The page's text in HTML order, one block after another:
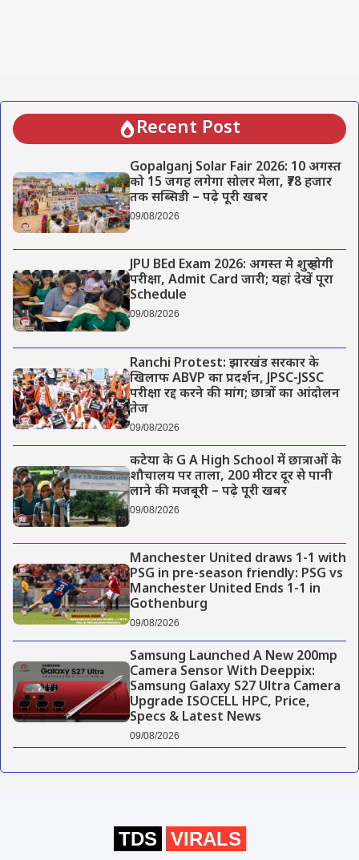
Recent Post
Gopalganj Solar Fair 2026: 10 अगस्त
को 15 जगह लगेगा सोलर मेला, ₹78 हजार
तक सब्सिडी – पढ़े पूरी खबर
09/08/2026
JPU BEd Exam 2026: अगस्त मे शुरू होगी
परीक्षा, Admit Card जारी; यहां देखें पूरा
Schedule
09/08/2026
Ranchi Protest: झारखंड सरकार के
खिलाफ ABVP का प्रदर्शन, JPSC-JSSC
परीक्षा रद्द करने की मांग; छात्रों का आंदोलन
तेज
09/08/2026
कटेया के G A High School में छात्राओं के
शौचालय पर ताला, 200 मीटर दूर से पानी
लाने की मजबूरी – पढ़े पूरी खबर
09/08/2026
Manchester United draws 1-1 with
PSG in pre-season friendly: PSG vs
Manchester United Ends 1-1 in
Gothenburg
09/08/2026
Samsung Launched A New 200mp
Camera Sensor With Deeppix:
Samsung Galaxy S27 Ultra Camera
Upgrade ISOCELL HPC, Price,
Specs & Latest News
09/08/2026
TDS VIRALS